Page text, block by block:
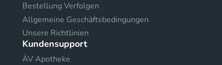
Bestellung Verfolgen
Allgemeine Geschäftsbedingungen
Unsere Richtlinien
Kundensupport
ÄV Apotheke